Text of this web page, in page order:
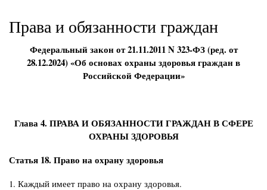
Права и обязанности граждан
Федеральный закон от 21.11.2011 N 323-ФЗ (ред. от
28.12.2024) «Об основах охраны здоровья граждан в
Российской Федерации»
Глава 4. ПРАВА И ОБЯЗАННОСТИ ГРАЖДАН В СФЕРЕ
ОХРАНЫ ЗДОРОВЬЯ
Статья 18. Право на охрану здоровья
1. Каждый имеет право на охрану здоровья.